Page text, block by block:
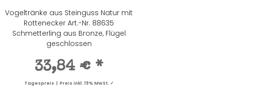
Vogeltränke aus Steinguss Natur mit
Rottenecker Art.-Nr. 88635
Schmetterling aus Bronze, Flügel
geschlossen
33,84 € *
Tagespreis | Preis inkl. 19% MwSt. ✓